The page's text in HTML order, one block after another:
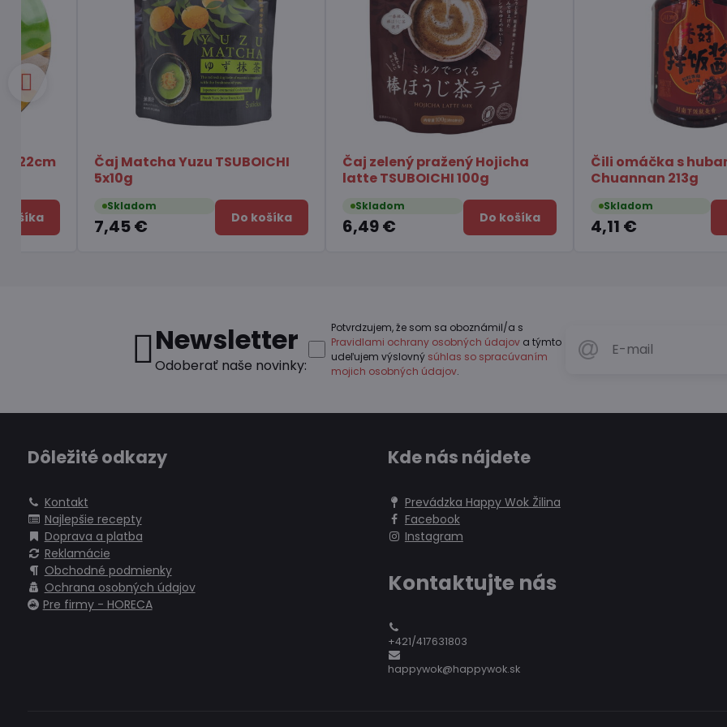
Podložka pod kórejskú misku
Skladom
3,25 € Do košíka
Rezance ostré syr Gouda
Chois Bibimmyeon 123g
Skladom
1,75 € Do košíka
Konjak Želé s príchuťou
broskyne ORIHIRO 120g
Skladom
2,64 € Do
Newsletter
Odoberať naše novinky:
Potvrdzujem, že som sa oboznámil/a s
Pravidlami ochrany osobných údajova týmto
udeľujem výslovný súhlas so spracúvaním
mojich osobných údajov.
Dôležité odkazy
Kontakt
Najlepšie recepty
Doprava a platba
Reklamácie
Obchodné podmienky
Ochrana osobných údajov
Pre firmy - HORECA
Kde nás nájdete
Prevádzka Happy Wok Žilina
Facebook
Instagram
Kontaktujte nás
+421/417631803
happywok@happywok.sk